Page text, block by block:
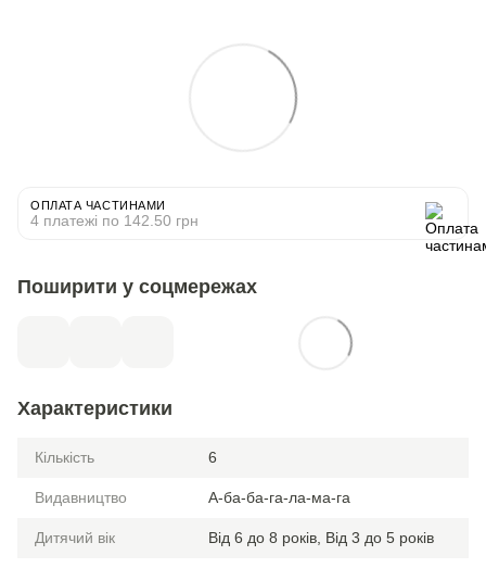
ОПЛАТА ЧАСТИНАМИ
4 платежі по 142.50 грн
Поширити у соцмережах
Характеристики
Кількість 6
Видавництво А-ба-ба-га-ла-ма-га
Дитячий вік Від 6 до 8 років, Від 3 до 5 років